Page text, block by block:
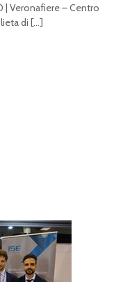
| Veronafiere – Centro
di […]